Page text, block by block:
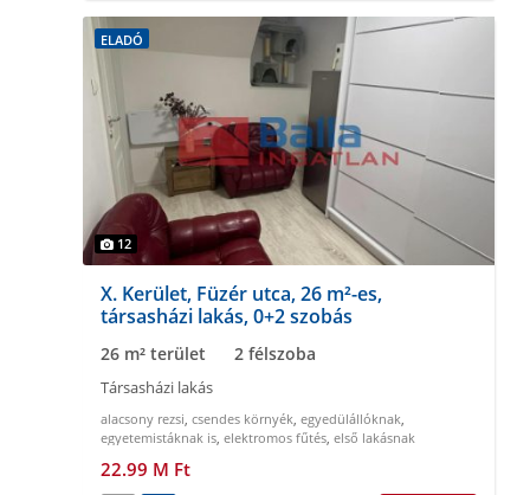
ELADÓ
12
X. Kerület, Füzér utca, 26 m²-es,
társasházi lakás, 0+2 szobás
26 m² terület 2 félszoba
Társasházi lakás
alacsony rezsi, csendes környék, egyedülállóknak,
egyetemistáknak is, elektromos fűtés, első lakásnak
22.99 M Ft